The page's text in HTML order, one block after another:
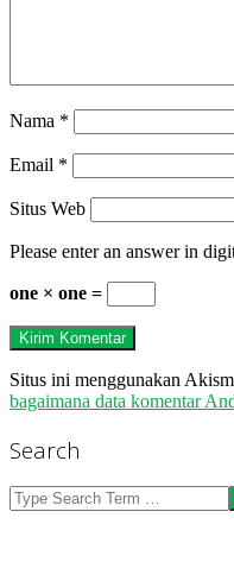
Nama *
Email *
Situs Web
Please enter an answer in
one × one =
Situs ini menggunakan
bagaimana data komentar
Search
Search